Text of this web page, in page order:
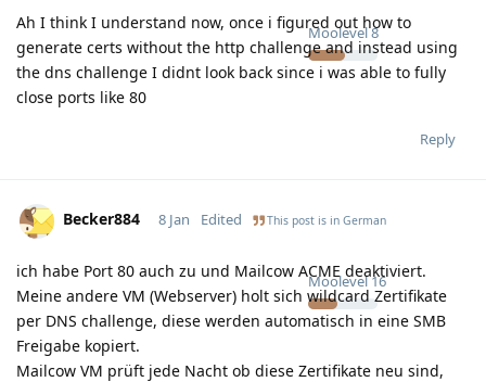
Moolevel8
Ah I think I understand now, once i figured out how to
generate certs without the http challenge and instead using
the dns challenge I didnt look back since i was able to fully
close ports like 80
Reply
Becker884
Moolevel 16
8 Jan Edited This post is in German
ich habe Port 80 auch zu und Mailcow ACME deaktiviert.
Meine andere VM (Webserver) holt sich wildcard Zertifikate
per DNS challenge, diese werden automatisch in eine SMB
Freigabe kopiert.
Mailcow VM prüft jede Nacht ob diese Zertifikate neu sind,